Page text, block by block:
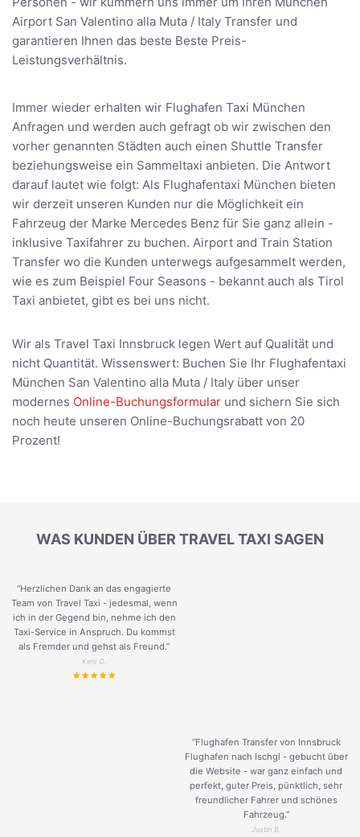
Airport San Valentino alla Muta / Italy Transfer und
garantieren Ihnen das beste Beste Preis-
Leistungsverhältnis.
Immer wieder erhalten wir Flughafen Taxi München
Anfragen und werden auch gefragt ob wir zwischen den
vorher genannten Städten auch einen Shuttle Transfer
beziehungsweise ein Sammeltaxi anbieten. Die Antwort
darauf lautet wie folgt: Als Flughafentaxi München bieten
wir derzeit unseren Kunden nur die Möglichkeit ein
Fahrzeug der Marke Mercedes Benz für Sie ganz allein -
inklusive Taxifahrer zu buchen. Airport and Train Station
Transfer wo die Kunden unterwegs aufgesammelt werden,
wie es zum Beispiel Four Seasons - bekannt auch als Tirol
Taxi anbietet, gibt es bei uns nicht.
Wir als Travel Taxi Innsbruck legen Wert auf Qualität und
nicht Quantität. Wissenswert: Buchen Sie Ihr Flughafentaxi
München San Valentino alla Muta / Italy über unser
modernes Online-Buchungsformular und sichern Sie sich
noch heute unseren Online-Buchungsrabatt von 20
Prozent!
WAS KUNDEN ÜBER TRAVEL TAXI SAGEN
“Herzlichen Dank an das engagierte
Team von Travel Taxi - jedesmal, wenn
ich in der Gegend bin, nehme ich den
Taxi-Service in Anspruch. Du kommst
als Fremder und gehst als Freund.”
Keni G.
“Flughafen Transfer von Innsbruck
Flughafen nach Ischgl - gebucht über
die Website - war ganz einfach und
perfekt, guter Preis, pünktlich, sehr
freundlicher Fahrer und schönes
Fahrzeug.”
Justin B.